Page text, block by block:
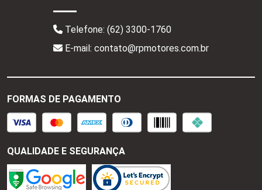
Telefone: (62) 3300-1760
E-mail: contato@rpmotores.com.br
FORMAS DE PAGAMENTO
QUALIDADE E SEGURANÇA